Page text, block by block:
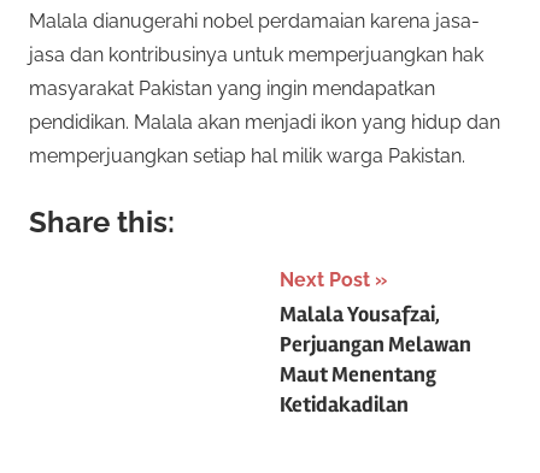
Malala dianugerahi nobel perdamaian karena jasa-
jasa dan kontribusinya untuk memperjuangkan hak
masyarakat Pakistan yang ingin mendapatkan
pendidikan. Malala akan menjadi ikon yang hidup dan
memperjuangkan setiap hal milik warga Pakistan.
Share this:
Next Post
Malala Yousafzai,
Perjuangan Melawan
Maut Menentang
Ketidakadilan